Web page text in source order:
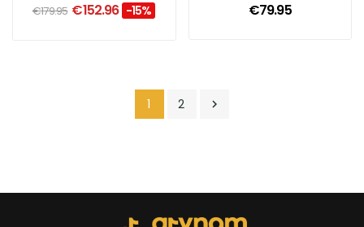
€179.95 €152.96 -15% €79.95
1 2 